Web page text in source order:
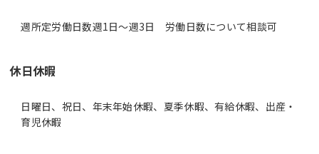
休日休暇
日曜日、祝日、年末年始休暇、夏季休暇、有給休暇、出産・
育児休暇